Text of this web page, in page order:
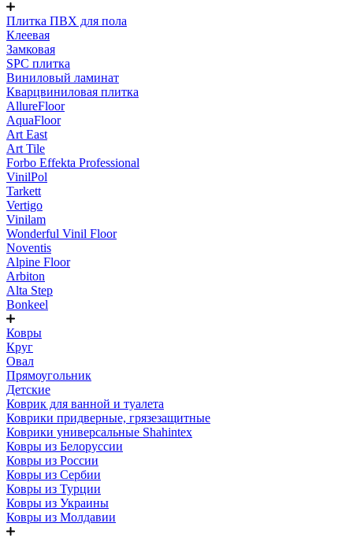
Плитка ПВХ для пола
Клеевая
Замковая
SPC плитка
Виниловый ламинат
Кварцвиниловая плитка
AllureFloor
AquaFloor
Art East
Art Tile
Forbo Effekta Professional
VinilPol
Tarkett
Vertigo
Vinilam
Wonderful Vinil Floor
Noventis
Alpine Floor
Arbiton
Alta Step
Bonkeel
Ковры
Круг
Овал
Прямоугольник
Детские
Коврик для ванной и туалета
Коврики придверные, грязезащитные
Коврики универсальные Shahintex
Ковры из Белоруссии
Ковры из России
Ковры из Сербии
Ковры из Турции
Ковры из Украины
Ковры из Молдавии